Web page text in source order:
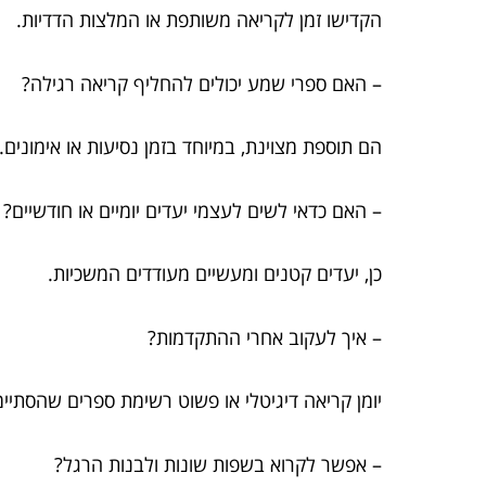
הקדישו זמן לקריאה משותפת או המלצות הדדיות.
– האם ספרי שמע יכולים להחליף קריאה רגילה?
הם תוספת מצוינת, במיוחד בזמן נסיעות או אימונים.
– האם כדאי לשים לעצמי יעדים יומיים או
כן, יעדים קטנים ומעשיים מעודדים המשכיות.
– איך לעקוב אחרי ההתקדמות?
יומן קריאה דיגיטלי או פשוט רשימת ספרים
– אפשר לקרוא בשפות שונות ולבנות הרגל?